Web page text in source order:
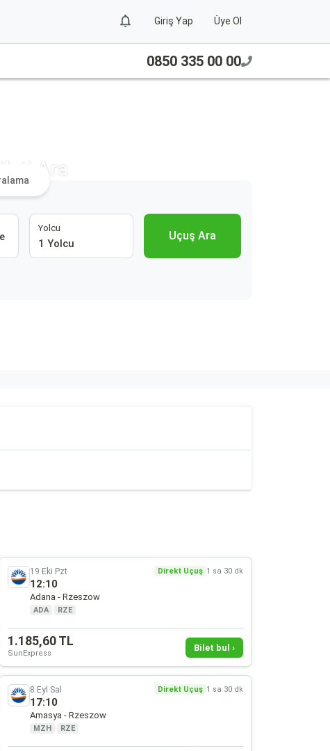
Giriş Yap Üye Ol
0850 335 00 00
Ara
Yolcu
1 Yolcu
Uçuş Ara
19 Eki Pzt Direkt Uçuş 1 sa 30 dk
12:10
Adana - Rzeszow
ADA · RZE
1.185,60 TL
SunExpress
Bilet bul ›
8 Eyl Sal Direkt Uçuş 1 sa 30 dk
17:10
Amasya - Rzeszow
MZH · RZE